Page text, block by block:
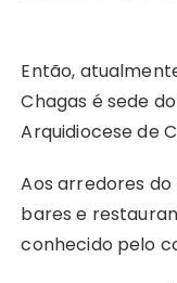
Então,
Chagas é sede
Arquidiocese de
Aos arredores
bares e
conhecido pelo